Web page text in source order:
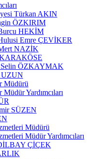
Türkan AKIN
ÖZKIRIM
HEKİM
Emre ÇEVİKER
NAZİK
Selin ÖZKAYMAK
UZUN
Müdürü
Yardımcıları
SÜZEN
Müdürü
Müdür Yardımcıları
ÇİÇEK